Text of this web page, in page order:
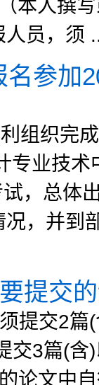
本人撰
人员，须
名参加
组织完
专业技
，总体
，并到
提交
提交2
交3篇(
论文中